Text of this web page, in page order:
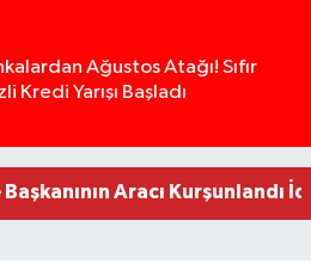
Ağustos Atağı! Sıfır
Kredi Yarışı Başladı
Neden Oldu: 13 Araç
Gecekondu Kullanılamaz
Minibüsün Çarpıştığı Kaza
Aracı Kurşunlandı